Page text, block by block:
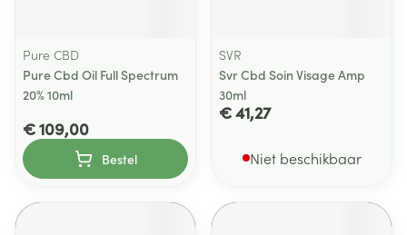
Pure CBD
Pure Cbd Oil Full Spectrum
20% 10ml
€ 109,00
Bestel
SVR
Svr Cbd Soin Visage Amp
30ml
€ 41,27
Niet beschikbaar